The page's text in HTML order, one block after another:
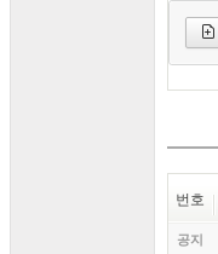
번호
공지